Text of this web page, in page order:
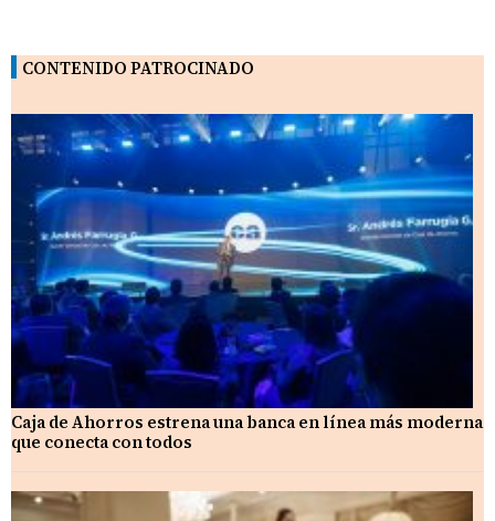
CONTENIDO PATROCINADO
Caja de Ahorros estrena una banca en línea más moderna
que conecta con todos